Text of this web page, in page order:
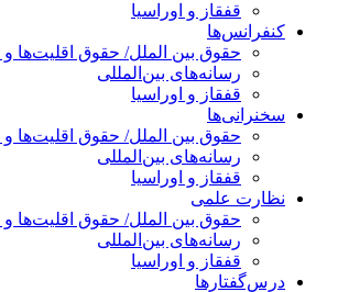
قفقاز و اوراسیا
کنفرانس‌ها
حقوق بین الملل/ حقوق اقلیت‌ها و
رسانه‌های بین‌المللی
قفقاز و اوراسیا
سخنرانی‌ها
حقوق بین الملل/ حقوق اقلیت‌ها و
رسانه‌های بین‌المللی
قفقاز و اوراسیا
نظارت علمی
حقوق بین الملل/ حقوق اقلیت‌ها و
رسانه‌های بین‌المللی
قفقاز و اوراسیا
درس‌گفتارها